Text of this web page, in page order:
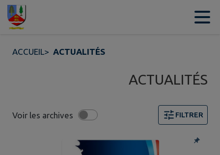
Contenu
ACCUEIL> ACTUALITÉS
ACTUALITÉS
Voir les archives FILTRER